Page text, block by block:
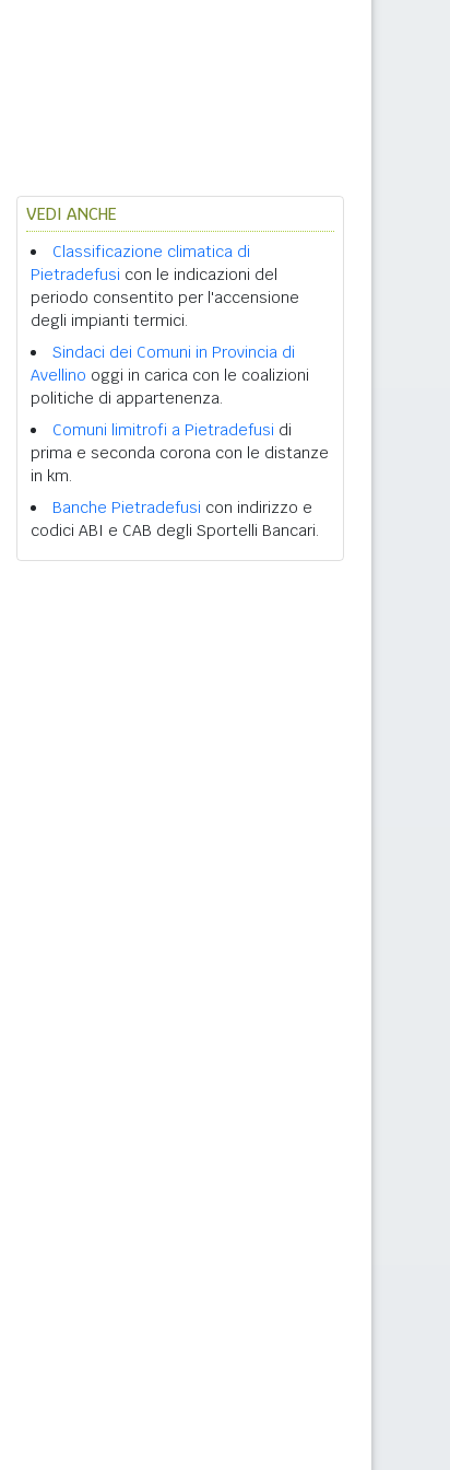
VEDI ANCHE
Classificazione climatica di
Pietradefusi con le indicazioni del
periodo consentito per l'accensione
degli impianti termici.
Sindaci dei Comuni in Provincia di
Avellino oggi in carica con le coalizioni
politiche di appartenenza.
Comuni limitrofi a Pietradefusi di
prima e seconda corona con le distanze
in km.
Banche Pietradefusi con indirizzo e
codici ABI e CAB degli Sportelli Bancari.